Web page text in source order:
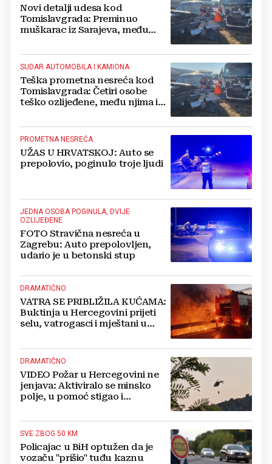
Novi detalji udesa kod
Tomislavgrada: Preminuo
muškarac iz Sarajeva, među
SUDAR AUTOMOBILA I KAMIONA
Teška prometna nesreća kod
Tomislavgrada: Četiri osobe
teško ozlijeđene, među njima i
PROMETNA NESREĆA
UŽAS U HRVATSKOJ: Auto se
prepolovio, poginulo troje ljudi
JEDNA OSOBA POGINULA, DVIJE
OZLIJEĐENE
FOTO Stravična nesreća u
Zagrebu: Auto prepolovljen,
udario je u betonski stup
DRAMATIČNO
VATRA SE PRIBLIŽILA KUĆAMA:
Buktinja u Hercegovini prijeti
selu, vatrogasci i mještani u
DRAMATIČNO
VIDEO Požar u Hercegovini ne
jenjava: Aktiviralo se minsko
polje, u pomoć stigao i
SVE ZBOG 50 KM
Policajac u BiH optužen da je
vozaču "prišio" tuđu kaznu